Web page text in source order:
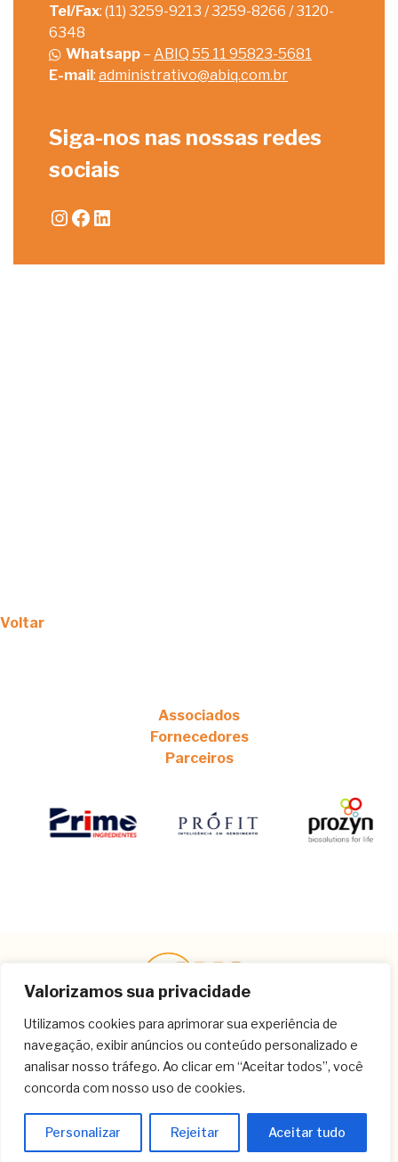
Valorizamos sua privacidade
Utilizamos cookies para aprimorar sua experiência de
navegação, exibir anúncios ou conteúdo personalizado e
analisar nosso tráfego. Ao clicar em “Aceitar todos”, você
concorda com nosso uso de cookies.
Personalizar Rejeitar Aceitar tudo
Tel/Fax: (11) 3259-9213 / 3259-8266 / 3120-
6348
Whatsapp – ABIQ 55 11 95823-5681
E-mail: administrativo@abiq.com.br
Siga-nos nas nossas redes
sociais
Instagram
Facebook
LinkedIn
Voltar
Associados
Fornecedores
Parceiros
Contato
(11) 3259-8266